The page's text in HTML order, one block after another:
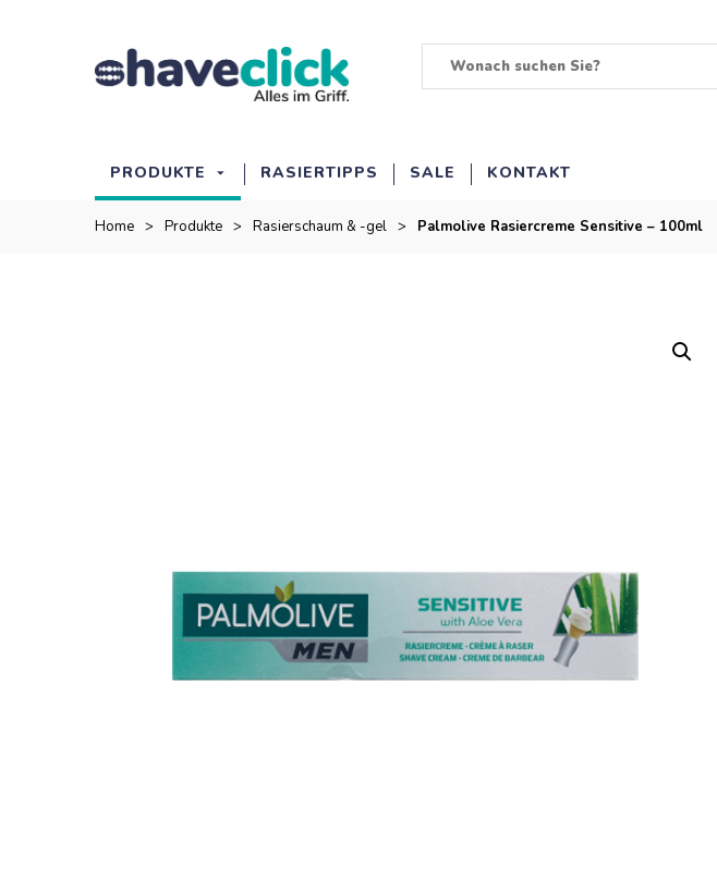
PRODUKTE RASIERTIPPS SALE KONTAKT
Home > Produkte > Rasierschaum & -gel > Palmolive Rasiercreme Sensitive – 100ml